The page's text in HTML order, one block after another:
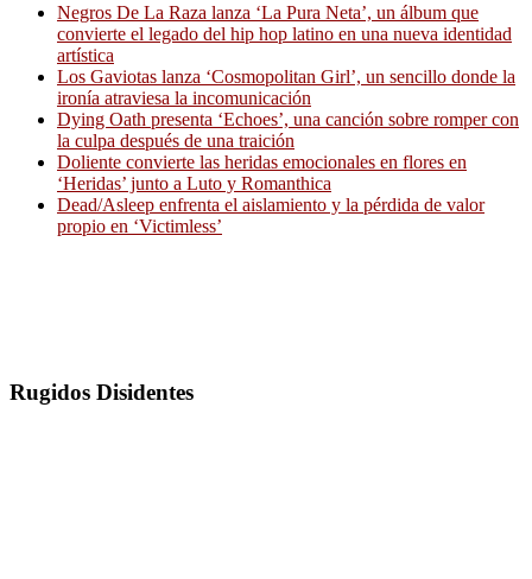
Negros De La Raza lanza ‘La Pura Neta’, un álbum que
convierte el legado del hip hop latino en una nueva identidad
artística
Los Gaviotas lanza ‘Cosmopolitan Girl’, un sencillo donde la
ironía atraviesa la incomunicación
Dying Oath presenta ‘Echoes’, una canción sobre romper con
la culpa después de una traición
Doliente convierte las heridas emocionales en flores en
‘Heridas’ junto a Luto y Romanthica
Dead/Asleep enfrenta el aislamiento y la pérdida de valor
propio en ‘Victimless’
Rugidos Disidentes